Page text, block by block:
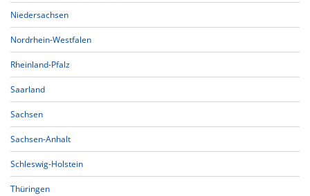
Niedersachsen
Nordrhein-Westfalen
Rheinland-Pfalz
Saarland
Sachsen
Sachsen-Anhalt
Schleswig-Holstein
Thüringen